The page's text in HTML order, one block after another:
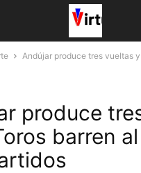
Andújar produce tres vueltas
produce
barren